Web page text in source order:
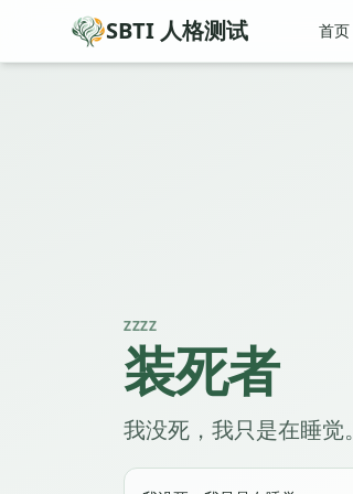
SBTI 人格测试 首页
ZZZZ
装死者
我没死，我只是在睡觉。